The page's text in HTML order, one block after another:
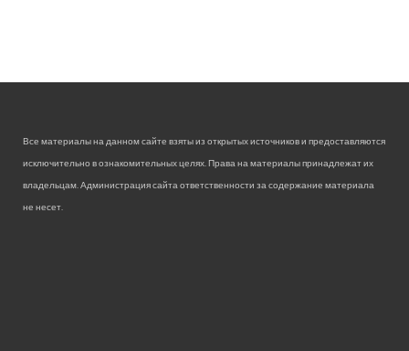
Все материалы на данном сайте взяты из открытых источников и предоставляются
исключительно в ознакомительных целях. Права на материалы принадлежат их
владельцам. Администрация сайта ответственности за содержание материала
не несет.